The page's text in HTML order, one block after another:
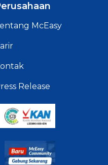
McEasy
Release